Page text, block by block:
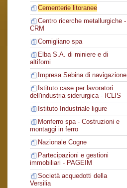
Cementerie litoranee
Centro ricerche metallurgiche -
CRM
Cornigliano spa
Elba S.A. di miniere e di
altiforni
Impresa Sebina di navigazione
Istituto case per lavoratori
dell'industria siderurgica - ICLIS
Istituto Industriale ligure
Monferro spa - Costruzioni e
montaggi in ferro
Nazionale Cogne
Partecipazioni e gestioni
immobiliari - PAGEIM
Società acquedotti della
Versilia